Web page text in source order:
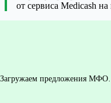
от сервиса Medicash
Загружаем предложения